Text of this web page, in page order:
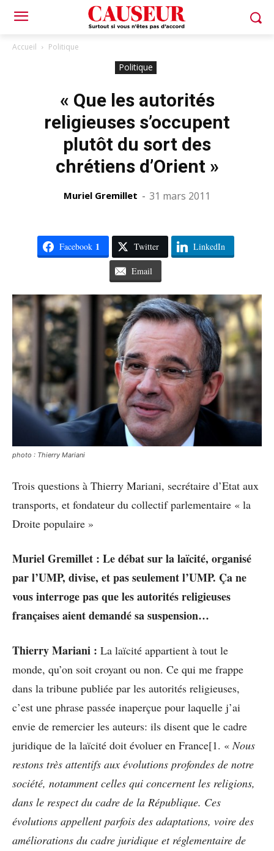
Accueil Politique
Politique
« Que les autorités
religieuses s’occupent
plutôt du sort des
chrétiens d’Orient »
Muriel Gremillet - 31 mars 2011
Facebook 1 Twitter LinkedIn
Email
photo : Thierry Mariani
Trois questions à Thierry Mariani, secrétaire d’Etat aux
transports, et fondateur du collectif parlementaire « la
Droite populaire »
Muriel Gremillet : Le débat sur la laïcité, organisé
par l’UMP, divise, et pas seulement l’UMP. Ça ne
vous interroge pas que les autorités religieuses
françaises aient demandé sa suspension…
Thierry Mariani : La laïcité appartient à tout le
monde, qu’on soit croyant ou non. Ce qui me frappe
dans la tribune publiée par les autorités religieuses,
c’est une phrase passée inaperçue pour laquelle j’ai
envie de remercier les auteurs: ils disent que le cadre
juridique de la laïcité doit évoluer en France[1. «Nous
restons très attentifs aux évolutions profondes de notre
société, notamment celles qui concernent les religions,
dans le respect du cadre de la République. Ces
évolutions appellent parfois des adaptations, voire des
améliorations du cadre juridique et réglementaire de